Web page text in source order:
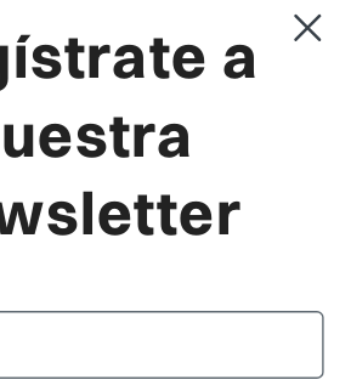
JOYAS PARA HOMBRE
RELOJES PARA NIÑO
OFICIAL
Producto
ENVÍOS Y ENTREGAS
PRODUCTO
a